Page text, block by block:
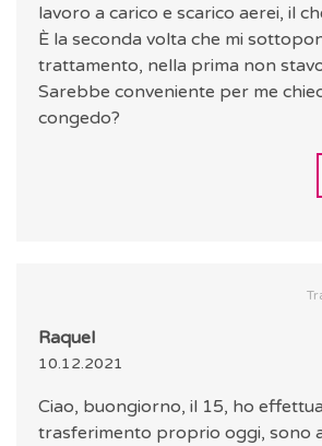
lavoro a carico e scarico aerei, il
È la seconda volta che mi
trattamento, nella prima non
Sarebbe conveniente per me
congedo?
Raquel
10.12.2021
Ciao, buongiorno, il 15, ho
trasferimento proprio oggi, sono